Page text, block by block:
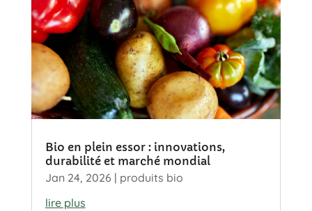
Bio en plein essor : innovations,
durabilité et marché mondial
Jan 24, 2026 | produits bio
lire plus